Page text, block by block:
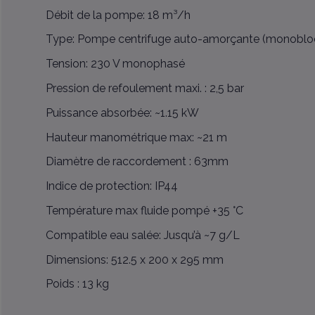
Débit de la pompe: 18 m³/h
Type: Pompe centrifuge auto-amorçante
Tension: 230 V monophasé
Pression de refoulement maxi. : 2,5 bar
Puissance absorbée: ~1.15 kW
Hauteur manométrique max: ~21 m
Diamètre de raccordement : 63mm
Indice de protection: IP44
Température max fluide pompé +35 °C
Compatible eau salée: Jusqu’à ~7 g/L
Dimensions: 512.5 x 200 x 295 mm
Poids : 13 kg